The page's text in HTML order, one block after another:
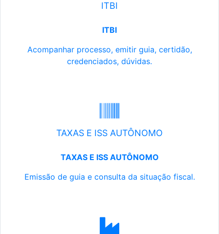
ITBI
ITBI
Acompanhar processo, emitir guia, certidão,
credenciados, dúvidas.
TAXAS E ISS AUTÔNOMO
TAXAS E ISS AUTÔNOMO
Emissão de guia e consulta da situação fiscal.